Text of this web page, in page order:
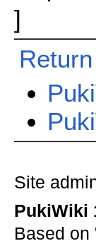
]
Site
PukiWiki
Based